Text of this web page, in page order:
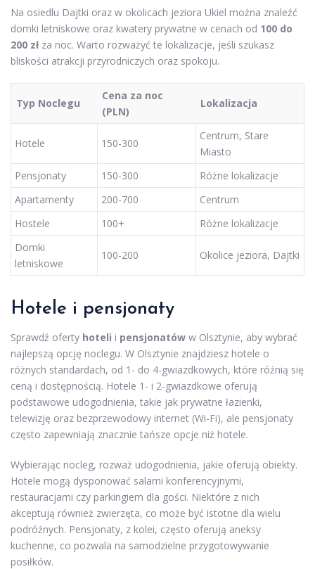
Na osiedlu Dajtki oraz w okolicach jeziora Ukiel można znaleźć
domki letniskowe oraz kwatery prywatne w cenach od 100 do
200 złza noc. Warto rozważyć te lokalizacje, jeśli szukasz
bliskości atrakcji przyrodniczych oraz spokoju.
Typ Noclegu
Cena za noc
(PLN)
Lokalizacja
Hotele 150-300
Centrum, Stare
Miasto
Pensjonaty
150-300
Różne lokalizacje
Apartamenty
200-700
Centrum
Hostele
100+
Różne lokalizacje
Domki
letniskowe
100-200 Okolice jeziora, Dajtki
Hotele i pensjonaty
Sprawdź oferty hoteli i pensjonatów w Olsztynie, aby wybrać
najlepszą opcję noclegu. W Olsztynie znajdziesz hotele o
różnych standardach, od 1- do 4-gwiazdkowych, które różnią się
ceną i dostępnością. Hotele 1- i 2-gwiazdkowe oferują
podstawowe udogodnienia, takie jak prywatne łazienki,
telewizję oraz bezprzewodowy internet (Wi-Fi), ale pensjonaty
często zapewniają znacznie tańsze opcje niż hotele.
Wybierając nocleg, rozważ udogodnienia, jakie oferują obiekty.
Hotele mogą dysponować salami konferencyjnymi,
restauracjami czy parkingiem dla gości. Niektóre z nich
akceptują również zwierzęta, co może być istotne dla wielu
podróżnych. Pensjonaty, z kolei, często oferują aneksy
kuchenne, co pozwala na samodzielne przygotowywanie
posiłków.